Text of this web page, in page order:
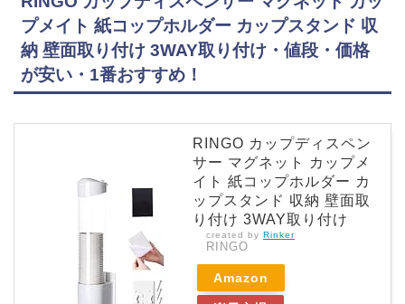
プメイト 紙コップホルダー カップスタンド 収
納 壁面取り付け 3WAY取り付け・値段・価格
が安い・1番おすすめ！
RINGO カップディスペン
サー マグネット カップメ
イト 紙コップホルダー カ
ップスタンド 収納 壁面取
り付け 3WAY取り付け
created by Rinker
RINGO
Amazon